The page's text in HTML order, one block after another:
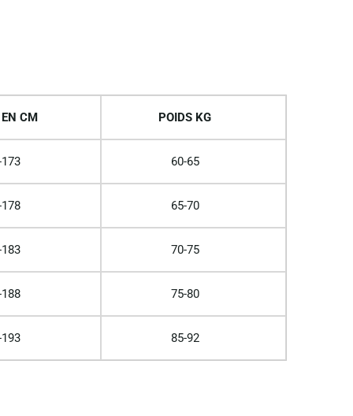
CM POIDS KG
60-65
65-70
70-75
75-80
85-92